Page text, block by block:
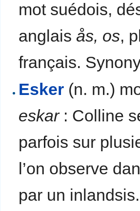
mot suédois,
anglaisås, os,
français.
Esker (n. m.)
eskar: Colline
parfois sur
l’on observe
par un